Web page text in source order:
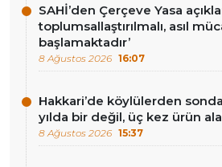
SAHİ’den Çerçeve Yasa
toplumsallaştırılmalı, asıl
başlamaktadır’
8 Ağustos 2026 16:07
Hakkari’de köylülerden
yılda bir değil, üç kez ürün
8 Ağustos 2026 15:37